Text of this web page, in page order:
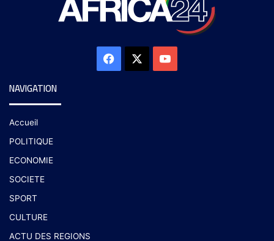
NAVIGATION
Accueil
POLITIQUE
ECONOMIE
SOCIETE
SPORT
CULTURE
ACTU DES REGIONS